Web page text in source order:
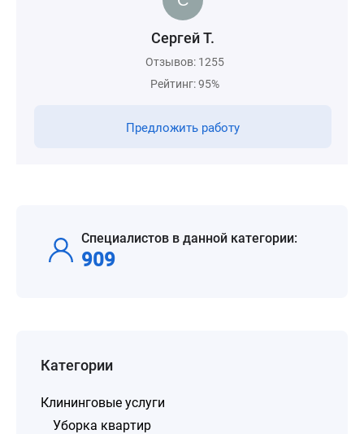
Сергей Т.
Отзывов: 1255
Рейтинг: 95%
Предложить работу
Специалистов в данной категории:
909
Категории
Клининговые услуги
Уборка квартир